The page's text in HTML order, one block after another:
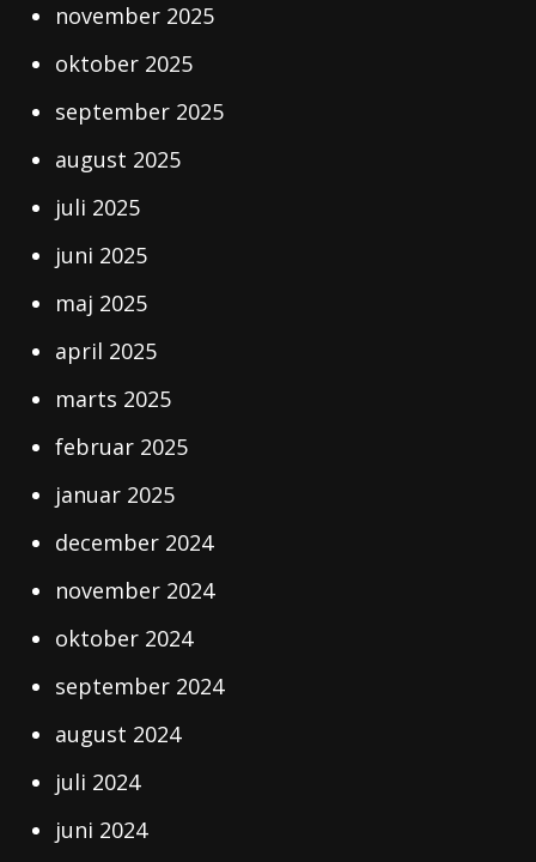
november 2025
oktober 2025
september 2025
august 2025
juli 2025
juni 2025
maj 2025
april 2025
marts 2025
februar 2025
januar 2025
december 2024
november 2024
oktober 2024
september 2024
august 2024
juli 2024
juni 2024